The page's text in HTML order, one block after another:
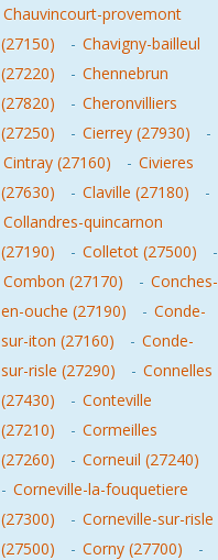
Chauvincourt-provemont
(27150)
- Chavigny-bailleul
(27220)
- Chennebrun
(27820)
- Cheronvilliers
(27250)
- Cierrey (27930)
-
Cintray (27160)
- Civieres
(27630)
- Claville (27180)
-
Collandres-quincarnon
(27190)
- Colletot (27500)
-
Combon (27170)
- Conches-
en-ouche (27190)
- Conde-
sur-iton (27160)
- Conde-
sur-risle (27290)
- Connelles
(27430)
- Conteville
(27210)
- Cormeilles
(27260)
- Corneuil (27240)
- Corneville-la-fouquetiere
(27300)
- Corneville-sur-risle
(27500)
- Corny (27700)
-